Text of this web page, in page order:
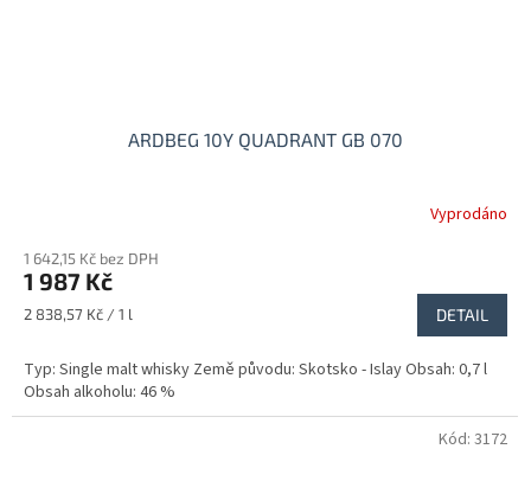
ARDBEG 10Y QUADRANT GB 070
Vyprodáno
1 642,15 Kč bez DPH
1 987 Kč
Měrná
2 838,57 Kč / 1 l DETAIL
Typ: Single malt whisky Země původu: Skotsko - Islay Obsah: 0,7 l
Obsah alkoholu: 46 %
Kód: 3172